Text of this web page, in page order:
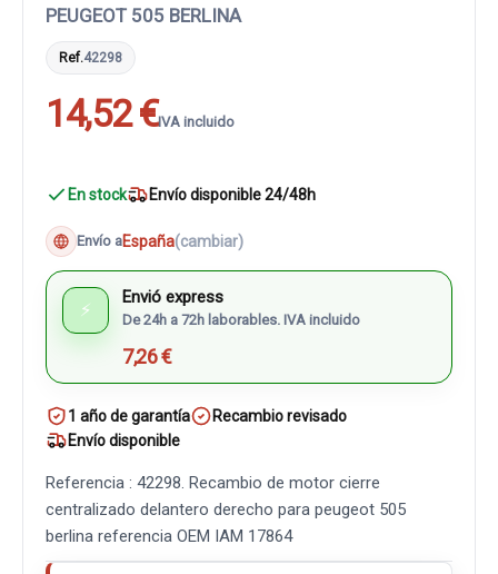
PEUGEOT 505 BERLINA
Ref.42298
14,52 €IVA incluido
En stock Envío disponible 24/48h
Envío aEspaña(cambiar)
⚡
Envió express
De 24h a 72h laborables. IVA incluido
7,26 €
1 año de garantía
Recambio revisado
Envío disponible
Referencia : 42298. Recambio de motor cierre
centralizado delantero derecho para peugeot 505
berlina referencia OEM IAM 17864